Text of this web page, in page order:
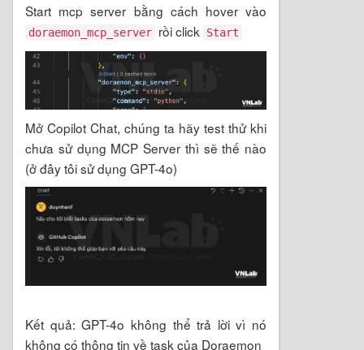
Start mcp server bằng cách hover vào
doraemon_mcp_server rồi click Start
Mở Copilot Chat, chúng ta hãy test thử khi
chưa sử dụng MCP Server thì sẽ thế nào
(ở đây tôi sử dụng GPT-4o)
Kết quả: GPT-4o không thể trả lời vì nó
không có thông tin về task của Doraemon